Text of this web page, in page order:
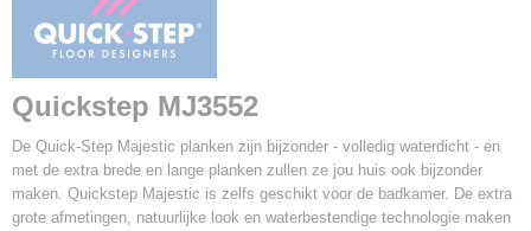
5415125628407
Afmetingen (l,b,h)
205 x 24 x 0,95 cm
25 jaar
V-groef
4V
Pakinhoud
2,95 m2
Quickstep MJ3552
De Quick-Step Majestic planken zijn bijzonder - volledig waterdicht - en
met de extra brede en lange planken zullen ze jou huis ook bijzonder
maken. Quickstep Majestic is zelfs geschikt voor de badkamer. De extra
grote afmetingen, natuurlijke look en waterbestendige technologie maken